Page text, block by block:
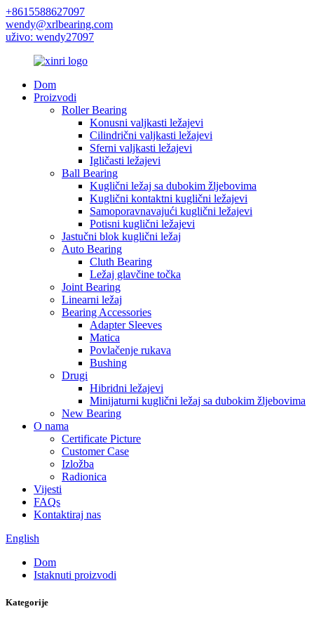
+8615588627097
wendy@xrlbearing.com
uživo: wendy27097
Dom
Proizvodi
Roller Bearing
Konusni valjkasti ležajevi
Cilindrični valjkasti ležajevi
Sferni valjkasti ležajevi
Igličasti ležajevi
Ball Bearing
Kuglični ležaj sa dubokim žljebovima
Kuglični kontaktni kuglični ležajevi
Samoporavnavajući kuglični ležajevi
Potisni kuglični ležajevi
Jastučni blok kuglični ležaj
Auto Bearing
Cluth Bearing
Ležaj glavčine točka
Joint Bearing
Linearni ležaj
Bearing Accessories
Adapter Sleeves
Matica
Povlačenje rukava
Bushing
Drugi
Hibridni ležajevi
Minijaturni kuglični ležaj sa dubokim žljebovima
New Bearing
O nama
Certificate Picture
Customer Case
Izložba
Radionica
Vijesti
FAQs
Kontaktiraj nas
English
Dom
Istaknuti proizvodi
Kategorije